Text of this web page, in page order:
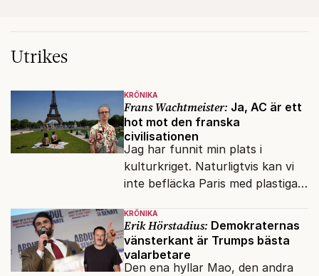
Utrikes
KRÖNIKA
Frans Wachtmeister: Ja, AC är ett
hot mot den franska
civilisationen
Jag har funnit min plats i
kulturkriget. Naturligtvis kan vi
inte befläcka Paris med plastiga
KRÖNIKA
Erik Hörstadius: Demokraternas
vänsterkant är Trumps bästa
valarbetare
Den ena hyllar Mao, den andra